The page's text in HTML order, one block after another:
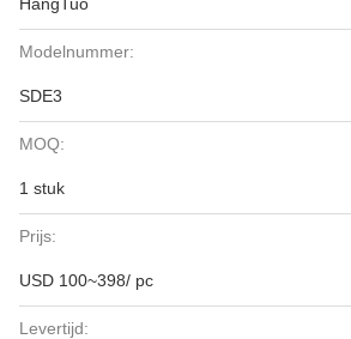
Modelnummer:
SDE3
MOQ:
1 stuk
Prijs:
USD 100~398/ pc
Levertijd: